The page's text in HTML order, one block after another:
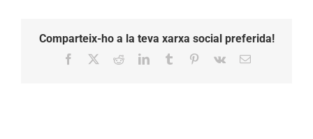
Comparteix-ho a la teva xarxa social preferida!
Facebook RedditLinkedInTumblr Pinterest
Vk Email: